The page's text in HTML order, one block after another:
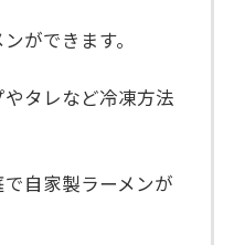
ができます。
タレなど冷凍方法
自家製ラーメンが